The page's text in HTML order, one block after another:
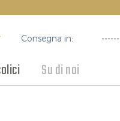
Consegna in:
Su di noi